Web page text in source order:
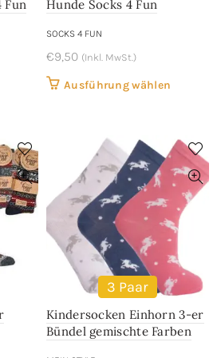
Produktseite
Fun
weist
mehrere
Varianten
auf.
Die
Optionen
können
Produktseite
Hunde Socks 4 Fun
SOCKS 4 FUN
€9,50 (Inkl. MwSt.)
Ausführung wählen
mehrere
auf.
Die
können
auf
der
gewählt
werden
3 Paar
Kindersocken Einhorn 3-er
Bündel gemischte Farben